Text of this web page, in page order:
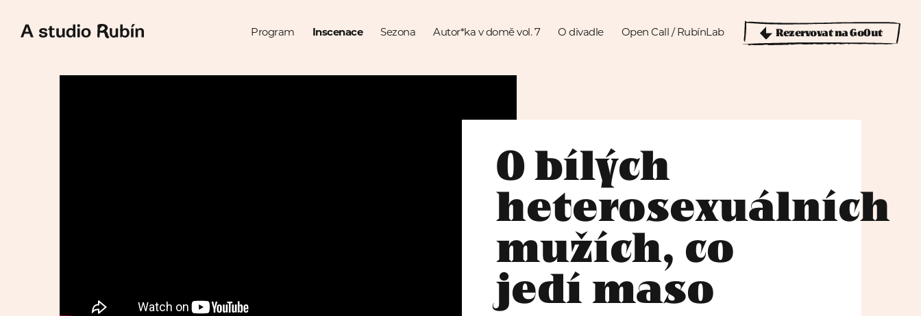
Program Inscenace Sezona Autor*ka v domě vol. 7 O divadle Open Call / RubínLab Rezervovat na GoOut
O bílých
heterosexuálních
mužích, co
jedí maso